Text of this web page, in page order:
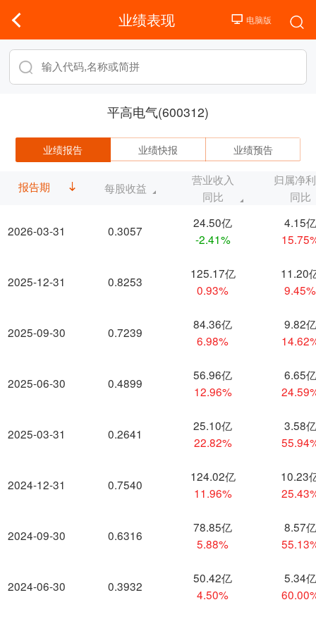
业绩表现
平高电气(600312)
业绩报告 业绩快报 业绩预告
报告期
2026-03-31
2025-12-31
2025-09-30
2025-06-30
2025-03-31
2024-12-31
2024-09-30
2024-06-30
每股收益
营业收入
同比
归属净
同比
0.3057
24.50亿
-2.41%
4.15亿
0.8253
125.17亿
0.93%
11.20
9.45%
0.7239
84.36亿
6.98%
9.82亿
0.4899
56.96亿
12.96%
6.65亿
0.2641
25.10亿
22.82%
3.58亿
0.7540
124.02亿
11.96%
10.23
0.6316
78.85亿
5.88%
8.57亿
0.3932
50.42亿
4.50%
5.34亿